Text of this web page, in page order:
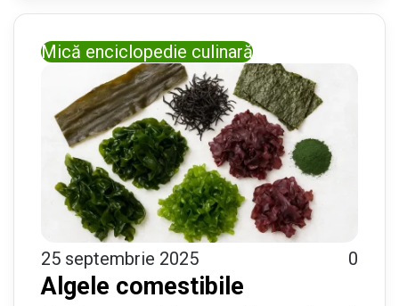
Mică enciclopedie culinară
25 septembrie 2025 0
Algele comestibile